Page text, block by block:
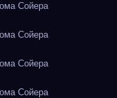
Сойера
Сойера
Сойера
Сойера